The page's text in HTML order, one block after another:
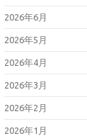
2026年6月
2026年5月
2026年4月
2026年3月
2026年2月
2026年1月